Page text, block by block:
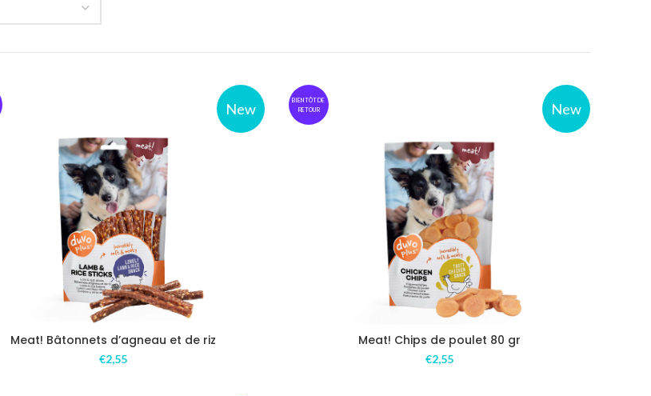
New
Meat! Bâtonnets d’agneau et de riz
€2,55
New
BIENTÔT DE
RETOUR
Meat! Chips de poulet 80 gr
€2,55